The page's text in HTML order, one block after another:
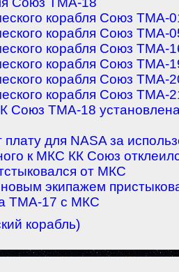
корабля Союз ТМА-
корабля Союз ТМА-
корабля Союз ТМА-
корабля Союз ТМА-
корабля Союз ТМА-
корабля Союз ТМА-
Союз ТМА-18
плату для NASA за
к МКС КК Союз
от МКС
экипажем
ТМА-17 с МКС
корабль)